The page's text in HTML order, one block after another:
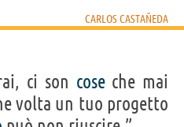
CARLOS CASTAÑEDA
ci son coseche mai
volta un tuo progetto